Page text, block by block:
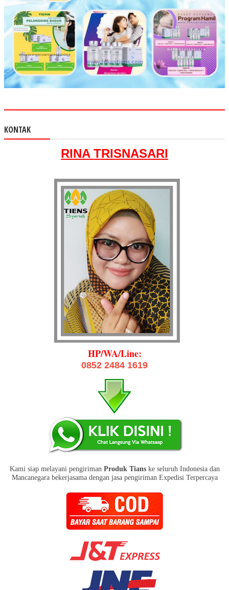
KONTAK
RINA TRISNASARI
HP/WA/Line:
0852 2484 1619
Kami siap melayani pengiriman Produk Tianske seluruh Indonesia dan
Mancanegara bekerjasama dengan jasa pengiriman Expedisi Terpercaya